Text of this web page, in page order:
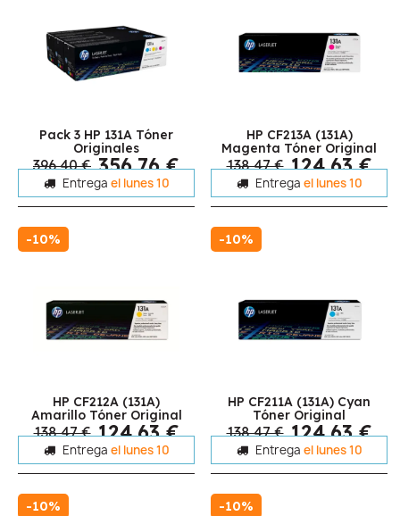
Pack 3 HP 131A Tóner
Originales
396,40 € 356,76 €
Entrega el lunes 10
HP CF213A (131A)
Magenta Tóner Original
138,47 € 124,63 €
Entrega el lunes 10
-10%
HP CF212A (131A)
Amarillo Tóner Original
138,47 € 124,63 €
Entrega el lunes 10
-10%
HP CF211A (131A) Cyan
Tóner Original
138,47 € 124,63 €
Entrega el lunes 10
-10% -10%